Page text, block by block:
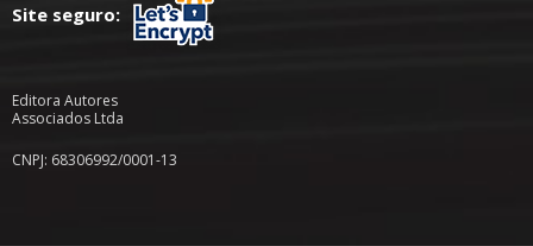
Site seguro:
Editora Autores
Associados Ltda
CNPJ: 68306992/0001-13